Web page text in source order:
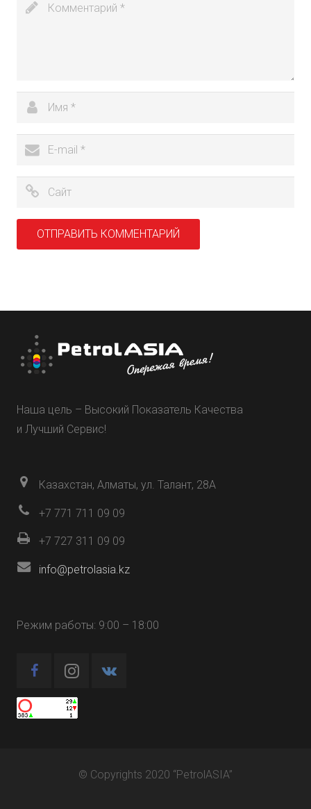
Наша цель – Высокий Показатель Качества
и Лучший Сервис!
Казахстан, Алматы, ул. Талант, 28А
+7 771 711 09 09
+7 727 311 09 09
info@petrolasia.kz
Режим работы: 9:00 – 18:00
© Copyrights 2020 “PetrolASIA”